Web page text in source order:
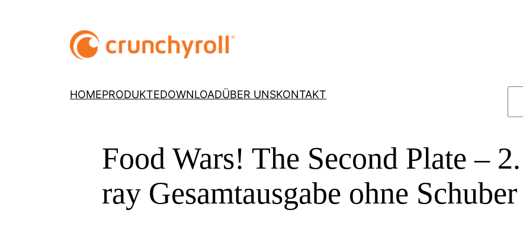
HOMEPRODUKTEDOWNLOADÜBER UNSKONTAKT
e
Food Wars! The Second Plate –
ray Gesamtausgabe ohne Schuber